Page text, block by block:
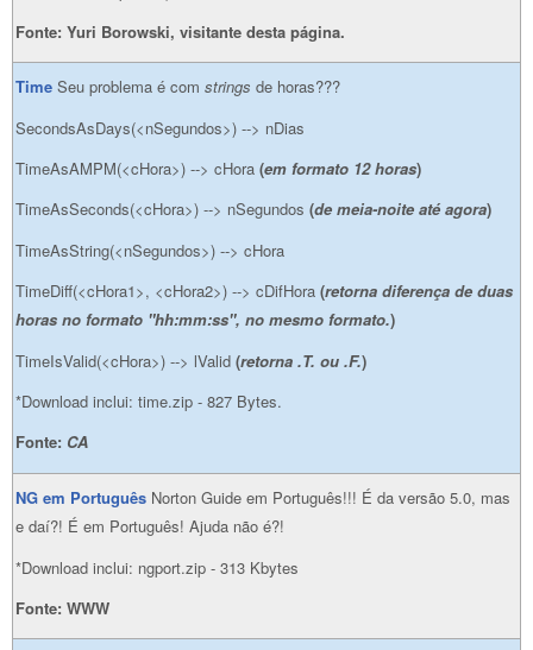
Fonte: Yuri Borowski, visitante desta página.
Time Seu problema é com strings de horas???
SecondsAsDays(<nSegundos>) --> nDias
TimeAsAMPM(<cHora>) --> cHora (em formato 12 horas)
TimeAsSeconds(<cHora>) --> nSegundos (de meia-noite até agora)
TimeAsString(<nSegundos>) --> cHora
TimeDiff(<cHora1>, <cHora2>) --> cDifHora (retorna diferença de duas
horas no formato "hh:mm:ss", no mesmo formato.)
TimeIsValid(<cHora>) --> lValid (retorna .T. ou .F.)
*Download inclui: time.zip - 827 Bytes.
Fonte: CA
NG em Português Norton Guide em Português!!! É da versão 5.0, mas
e daí?! É em Português! Ajuda não é?!
*Download inclui: ngport.zip - 313 Kbytes
Fonte: WWW